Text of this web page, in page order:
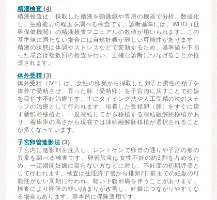
精液検査 (4)
精液検査は、採取した精液を顕微鏡や専用の機器で分析、数値化
し、生殖能力の程度を調べる検査です。診断基準には、WHO（世
界保健機関）の精液検査マニュアルの数値が用いられます。この
基準値に満たない場合には自然妊娠が難しい可能性があります。
精液の状態は体調やストレスなどで変動するため、基準値を下回
った場合は複数回の検査を行い、正確な診断につなげることが推
奨されます。
体外受精(3)
体外受精（IVF）は、女性の卵巣から採取した卵子と男性の精子を
体外で受精させ、育った胚（受精卵）を子宮内に戻すことで妊娠
を目指す不妊治療です。主にタイミング法や人工受精の次のステ
ップの治療として行われます。培養した受精卵（胚）をすぐに戻
す新鮮胚移植と、一度凍結してから移植する凍結融解胚移植があ
り、着床率の高さから現在では凍結融解胚移植が選択されること
が多くなっています。
子宮卵管造影法 (3)
子宮内に造影剤を注入し、レントゲンで卵管の通りや子宮の形の
異常を調べる検査です。卵管異常は女性不妊の約3割を占めるた
め、一定期間妊娠に至らない方などに対し、不妊症の初期評価と
して行われます。検査は生理終了後から排卵2日前までの妊娠の可
能性がない周期に行われ、軽い下腹部痛を伴うことがあります。
検査により卵管の軽い詰まりが改善し、妊娠につながりやすくな
る場合もあります。基本的に保険適用です。